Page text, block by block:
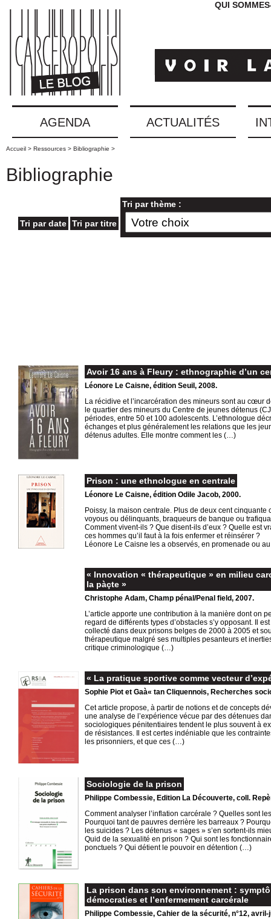
QUI
AGENDA ACTUALITÉS
Accueil > Ressources > Bibliographie >
Bibliographie
Tri par date Tri par titre
Tri par thème :
Avoir 16 ans à Fleury : ethnographie d’un
Léonore Le Caisne, édition Seuil, 2008.
La récidive et l’incarcération des mineurs sont au cœur
le quartier des mineurs du Centre de jeunes détenus
périodes, entre 50 et 100 adolescents. L’ethnologue
échanges et plus généralement les relations que les
détenus adultes. Elle montre comment les (…)
Prison : une ethnologue en centrale
Léonore Le Caisne, édition Odile Jacob, 2000.
Poissy, la maison centrale. Plus de deux cent
voyous ou délinquants, braqueurs de banque ou
Comment vivent-ils ? Que disent-ils d’eux ? Quelle est
ces hommes qu’il faut à la fois enfermer et réinsérer ?
Léonore Le Caisne les a observés, en promenade ou
« Innovation « thérapeutique » en milieu
la pàçte »
Christophe Adam, Champ pénal/Penal field, 2007.
L’article apporte une contribution à la manière dont on
regard de différents types d’obstacles s’y opposant. Il
collecté dans deux prisons belges de 2000 à 2005 et
thérapeutique malgré ses multiples pesanteurs et
critique criminologique (…)
« La pratique sportive comme vecteur
Sophie Piot et Gaà« tan Cliquennois, Recherches
Cet article propose, à partir de notions et de concepts
une analyse de l’expérience vécue par des détenues
sociologiques pénitentiaires tendent le plus souvent à
de résistances. Il est certes indéniable que les
les prisonniers, et que ces (…)
Sociologie de la prison
Philippe Combessie, Edition La Découverte, coll.
Comment analyser l’inflation carcérale ? Quelles sont
Pourquoi tant de pauvres derrière les barreaux ?
les suicides ? Les détenus « sages » s’en sortent-ils
Quid de la sexualité en prison ? Qui sont les
ponctuels ? Qui détient le pouvoir en détention (…)
La prison dans son environnement :
démocraties et l’enfermement carcérale
Philippe Combessie, Cahier de la sécurité, n°12, avril-